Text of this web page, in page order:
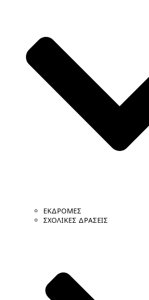
ΕΚΔΡΟΜΕΣ
ΣΧΟΛΙΚΕΣ ΔΡΑΣΕΙΣ